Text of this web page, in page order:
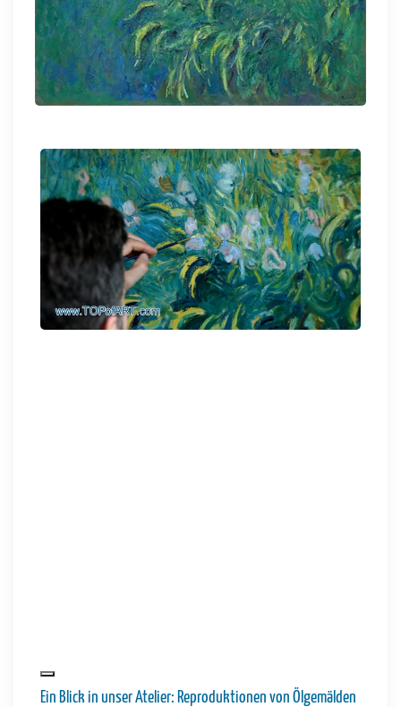
Ein Blick in unser Atelier: Reproduktionen von Ölgemälden